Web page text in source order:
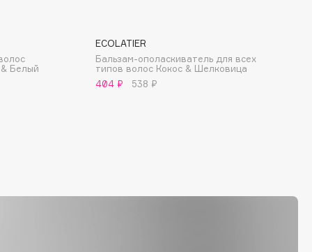
Белый
ECOLATIER
Бальзам-ополаскиватель для всех
типов волос Кокос & Шелковица
404 ₽
538 ₽